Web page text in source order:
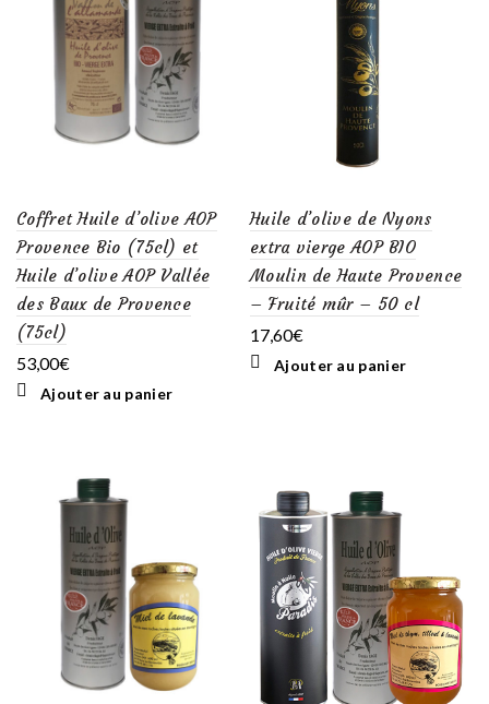
Coffret Huile d’olive AOP
Provence Bio (75cl) et
Huile d’olive AOP Vallée
des Baux de Provence
(75cl)
53,00€
Ajouter au panier
Huile d’olive de Nyons
extra vierge AOP BIO
Moulin de Haute Provence
– Fruité mûr – 50 cl
17,60€
Ajouter au panier